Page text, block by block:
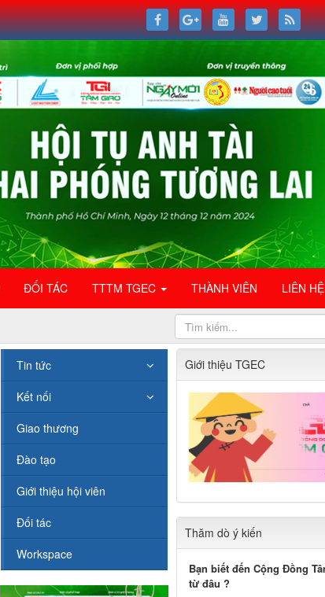
ĐỐI TÁC TTTM TGEC THÀNH VIÊN LIÊN HỆ
Giới thiệu TGEC
Thăm dò ý kiến
Bạn biết đến Cộng Đồng
từ đâu ?
Tin tức
Kết nối
Giao thương
Đào tạo
Giới thiệu hội viên
Đối tác
Workspace